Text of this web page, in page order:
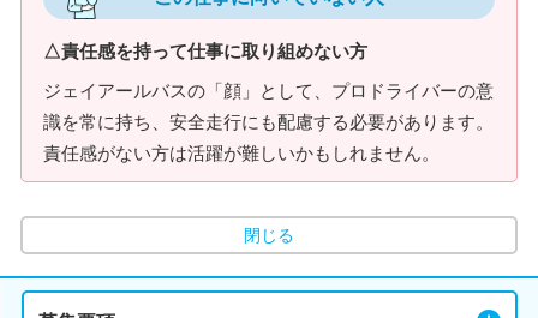
△責任感を持って仕事に取り組めない方
ジェイアールバスの「顔」として、プロドライバーの意
識を常に持ち、安全走行にも配慮する必要があります。
責任感がない方は活躍が難しいかもしれません。
閉じる